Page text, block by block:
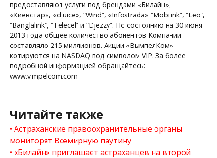
предоставляют услуги под брендами «Билайн»,
«Киевстар», «djuice», “Wind”, «Infostrada» “Mobilink”, “Leo”,
“Banglalink”, “Telecel” и “Djezzy”. По состоянию на 30 июня
2013 года общее количество абонентов Компании
составляло 215 миллионов. Акции «ВымпелКом»
котируются на NASDAQ под символом VIP. За более
подробной информацией обращайтесь:
www.vimpelcom.com
Читайте также
Астраханские правоохранительные органы
мониторят Всемирную паутину
«Билайн» приглашает астраханцев на второй